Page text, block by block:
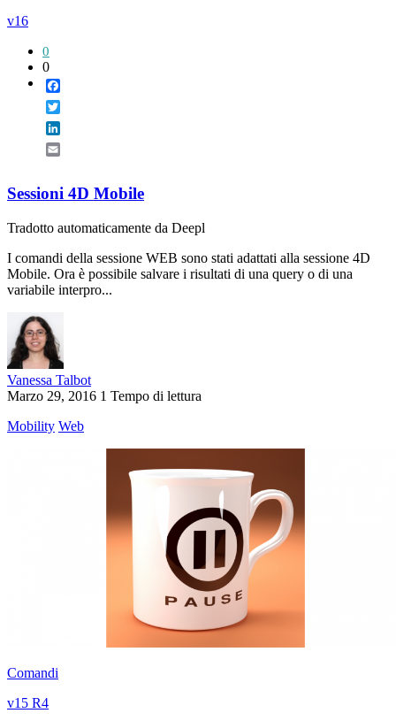
v16
0
0
Sessioni 4D Mobile
Tradotto automaticamente da Deepl
I comandi della sessione WEB sono stati adattati alla sessione 4D
Mobile. Ora è possibile salvare i risultati di una query o di una
variabile interpro...
Vanessa Talbot
Marzo 29, 2016 1 Tempo di lettura
Mobility Web
Comandi
v15 R4